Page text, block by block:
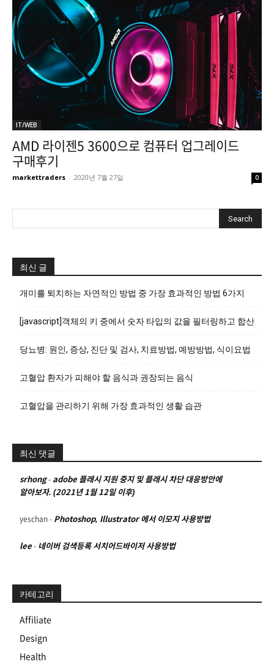
IT/WEB
AMD 라이젠5 3600으로 컴퓨터 업그레이드
구매후기
markettraders - 2020년 7월 27일 0
최신 글
개미를 퇴치하는 자연적인 방법 중 가장 효과적인 방법 6가지
[javascript]객체의 키 중에서 숫자 타입의 값을 필터링하고 합산
당뇨병: 원인, 증상, 진단 및 검사, 치료방법, 예방방법, 식이요법
고혈압 환자가 피해야 할 음식과 권장되는 음식
고혈압을 관리하기 위해 가장 효과적인 생활 습관
최신 댓글
srhong- adobe 플래시 지원 중지 및 플래시 차단 대응방안에
알아보자. (2021년 1월 12일 이후)
yeschan - Photoshop, Illustrator 에서 이모지 사용방법
lee - 네이버 검색등록 서치어드바이저 사용방법
카테고리
Affiliate
Design
Health